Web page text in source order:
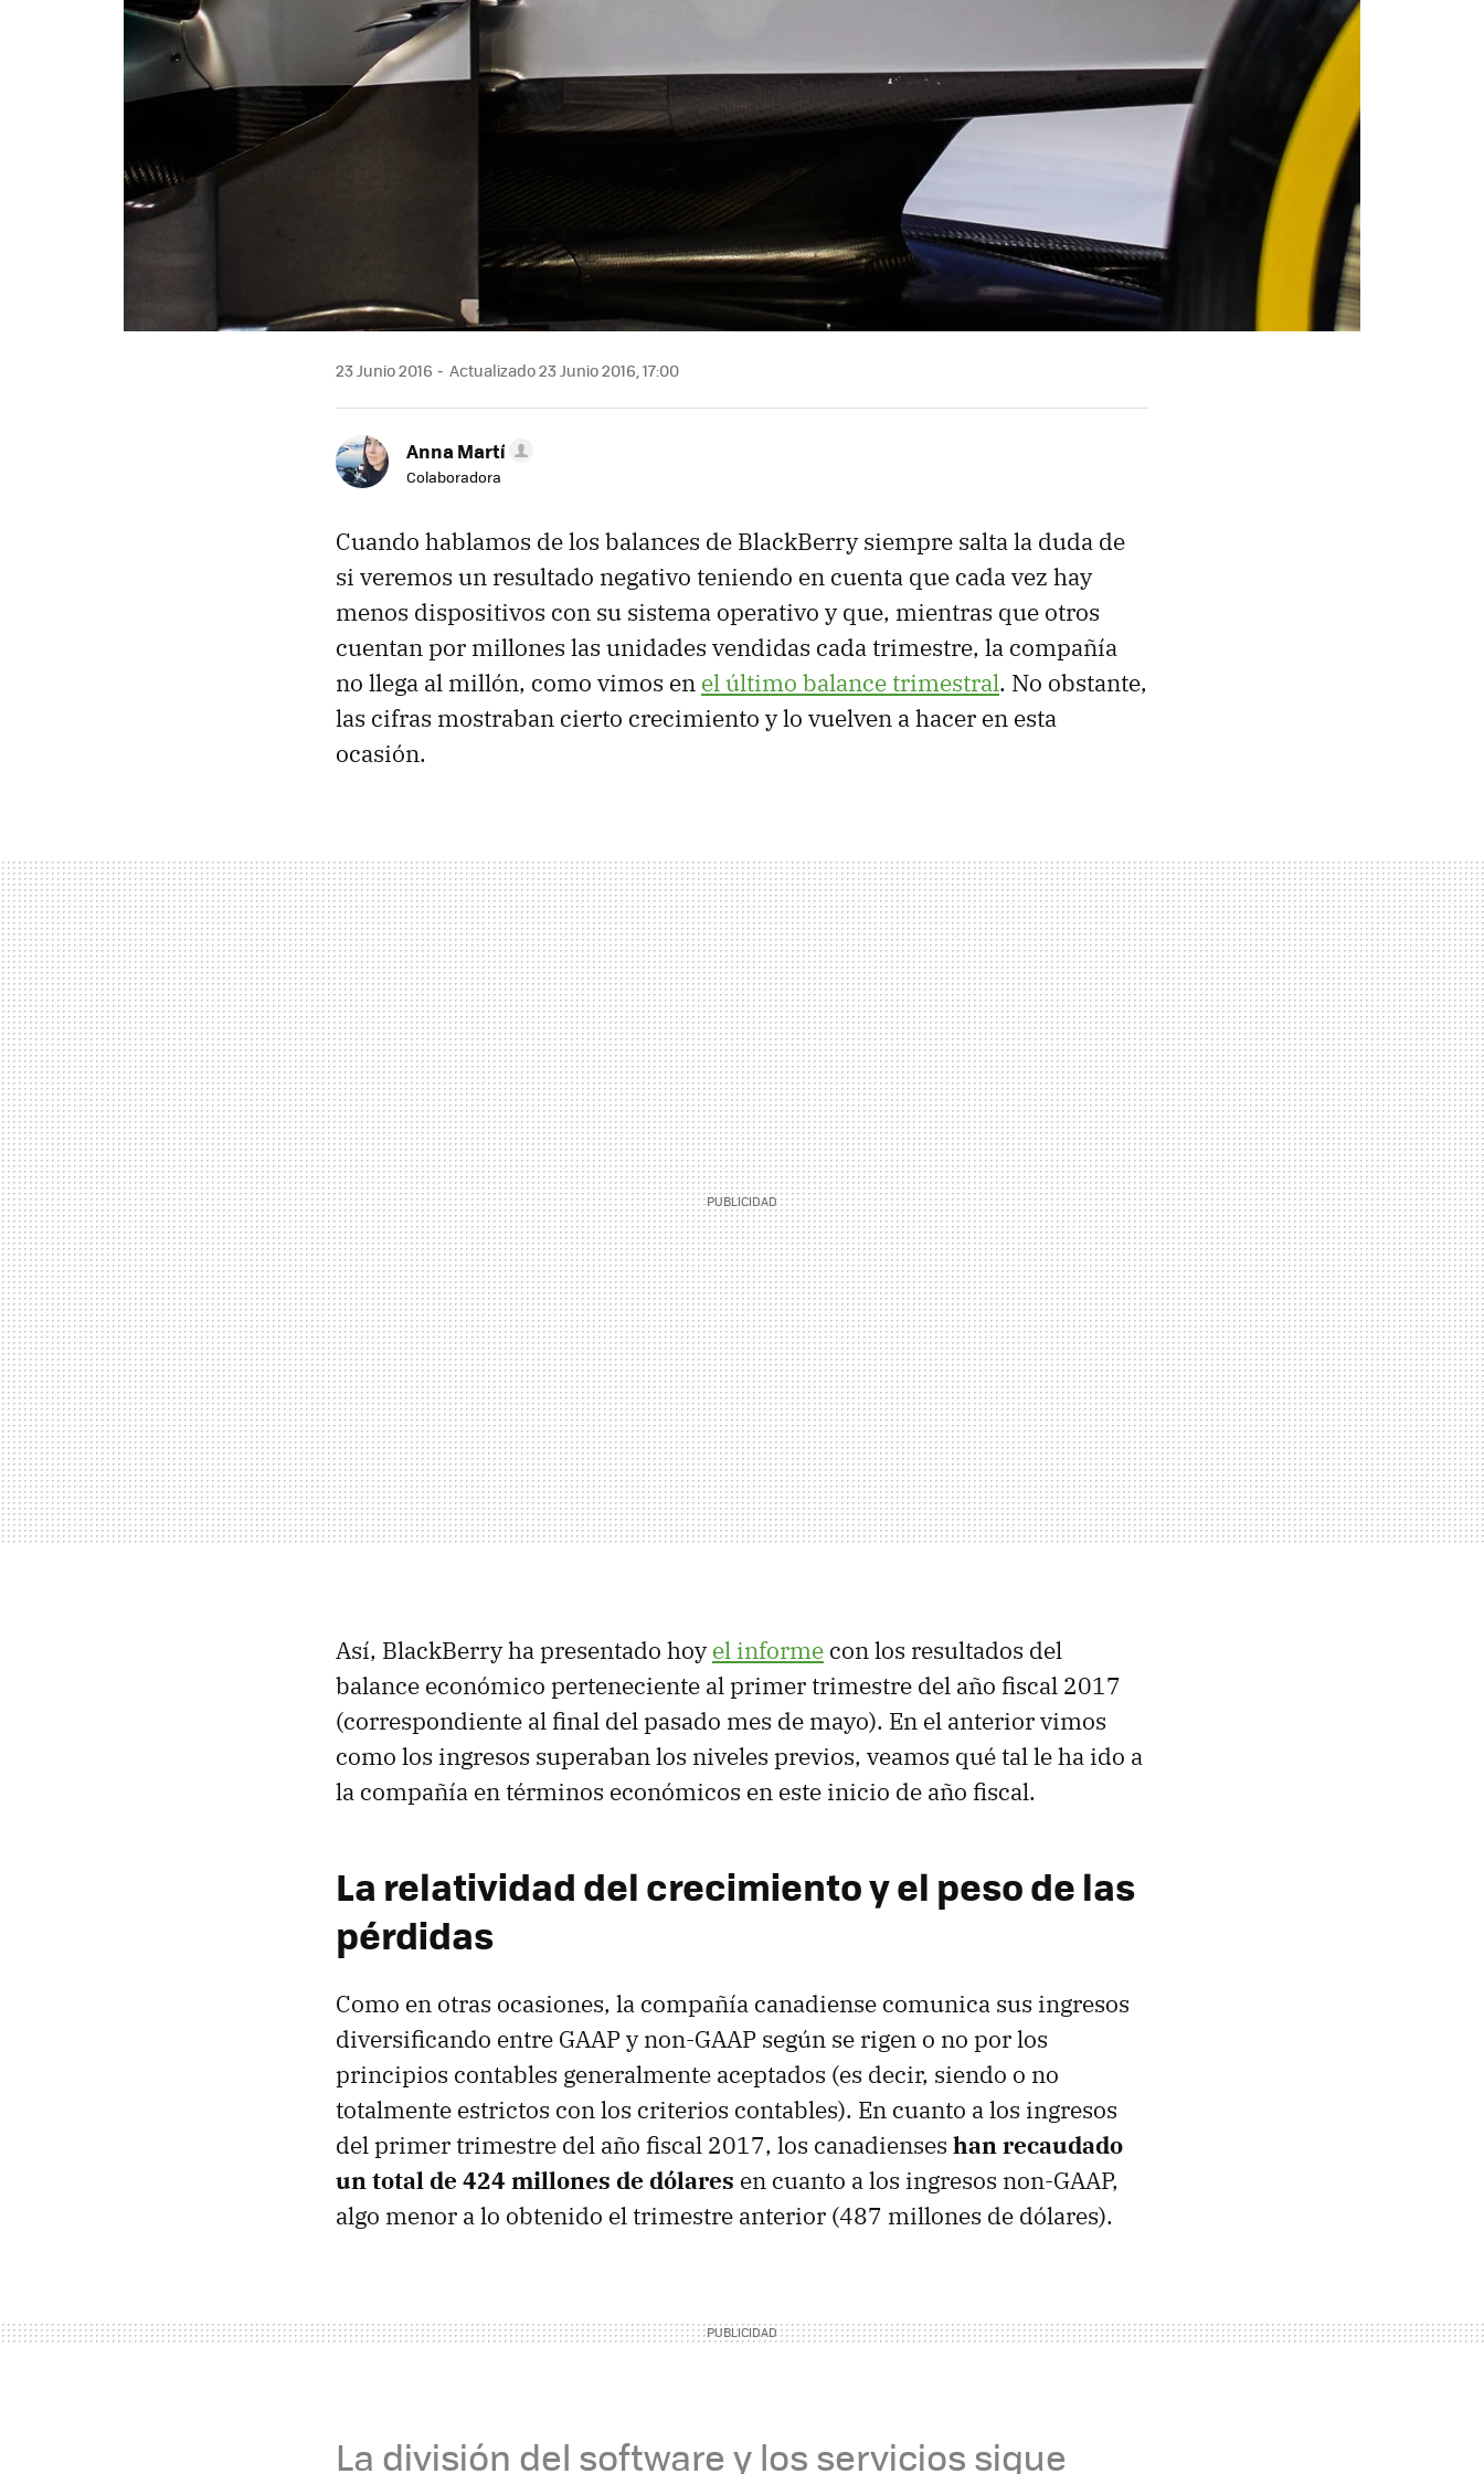
23 Junio 2016 Actualizado 23 Junio 2016, 17:00
Anna Martí
Colaboradora
Cuando hablamos de los balances de BlackBerry siempre salta la duda de
si veremos un resultado negativo teniendo en cuenta que cada vez hay
menos dispositivos con su sistema operativo y que, mientras que otros
cuentan por millones las unidades vendidas cada trimestre, la compañía
no llega al millón, como vimos en el último balance trimestral. No obstante,
las cifras mostraban cierto crecimiento y lo vuelven a hacer en esta
ocasión.
Así, BlackBerry ha presentado hoyel informe con los resultados del
balance económico perteneciente al primer trimestre del año fiscal 2017
(correspondiente al final del pasado mes de mayo). En el anterior vimos
como los ingresos superaban los niveles previos, veamos qué tal le ha ido a
la compañía en términos económicos en este inicio de año fiscal.
La relatividad del crecimiento y el peso de las
pérdidas
Como en otras ocasiones, la compañía canadiense comunica sus ingresos
diversificando entre GAAP y non-GAAP según se rigen o no por los
principios contables generalmente aceptados (es decir, siendo o no
totalmente estrictos con los criterios contables). En cuanto a los ingresos
del primer trimestre del año fiscal 2017, los canadienses han recaudado
un total de 424 millones de dólares en cuanto a los ingresos non-GAAP,
algo menor a lo obtenido el trimestre anterior (487 millones de dólares).
La división del software y los servicios sigue